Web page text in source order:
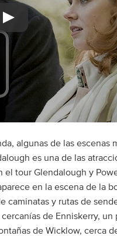
algunas de las escenas
es una de las
el tour Glendalough y
en la escena de la
caminatas y rutas de
de Enniskerry,
de Wicklow, cerca